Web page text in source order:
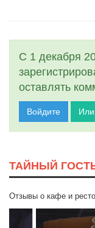
С 1 декабря
оставлять
Войдите Или
ТАЙНЫЙ
Отзывы о кафе и